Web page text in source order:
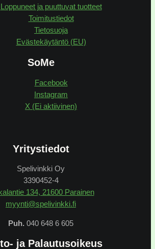
Loppuneet ja puuttuvat tuotteet
Toimitustiedot
Tietosuoja
Evästekäytäntö (EU)
SoMe
Facebook
Instagram
X (Ei aktiivinen)
Yritystiedot
Spelivinkki Oy
3390452-4
134, 21600 Parainen
myynti@spelivinkki.fi
Puh. 040 648 6 605
ja Palautusoikeus